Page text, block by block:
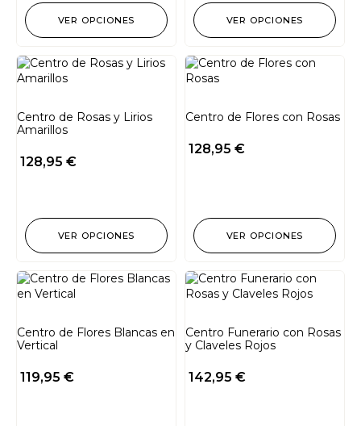
VER OPCIONES VER OPCIONES
Centro de Rosas y Lirios
Amarillos
128,95 €
VER OPCIONES
Centro de Flores con Rosas
128,95 €
VER OPCIONES
Centro de Flores Blancas en
Vertical
119,95 €
Centro Funerario con Rosas
y Claveles Rojos
142,95 €